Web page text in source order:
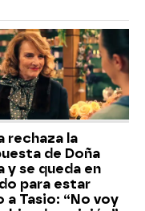
rechaza la
de Doña
y se queda en
para estar
a Tasio: “No voy